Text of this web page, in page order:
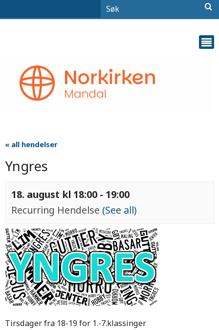
« all hendelser
Yngres
18. august kl 18:00 - 19:00
Recurring Hendelse (See all)
Tirsdager fra 18-19 for 1.-7.klassinger